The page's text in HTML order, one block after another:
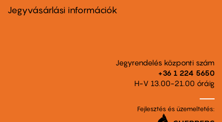
second
Jegyvásárlási információk
Jegyrendelés központi szám
+36 1 224 5650
H-V 13.00-21.00 óráig
Fejlesztés és üzemeltetés: